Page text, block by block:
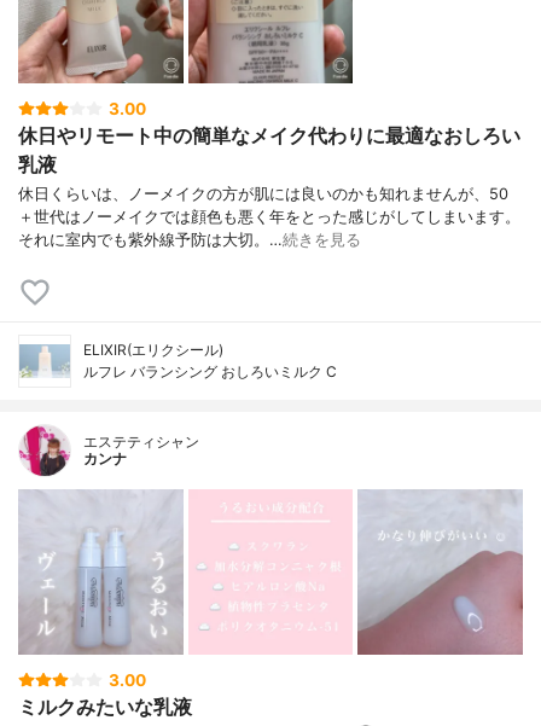
3.00
休日やリモート中の簡単なメイク代わりに最適なおしろい
乳液
休日くらいは、ノーメイクの方が肌には良いのかも知れませんが、50
＋世代はノーメイクでは顔色も悪く年をとった感じがしてしまいます。
それに室内でも紫外線予防は大切。…続きを見る
ELIXIR(エリクシール)
ルフレ バランシング おしろいミルク C
エステティシャン
カンナ
3.00
ミルクみたいな乳液